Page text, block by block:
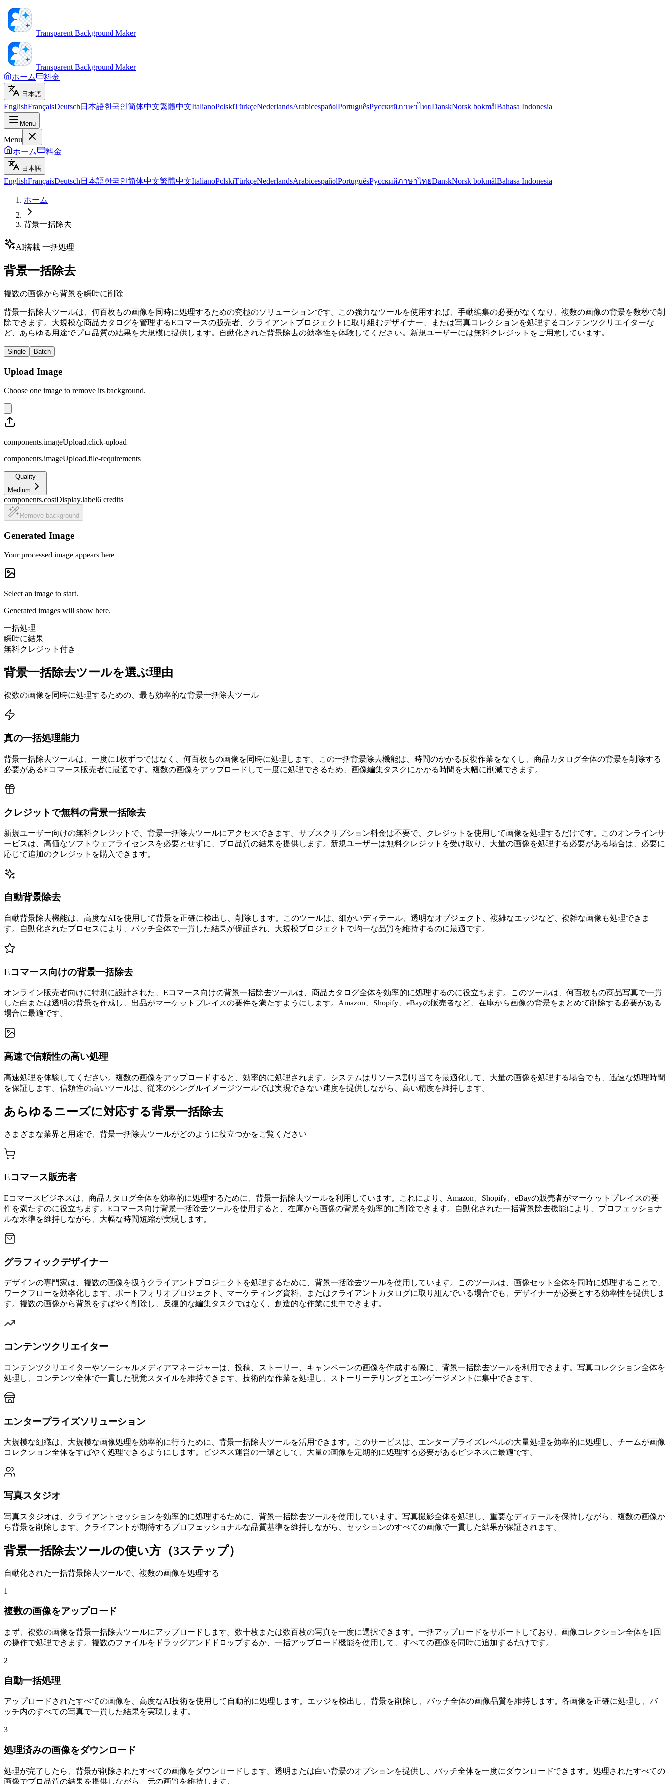
Transparent Background Maker
Transparent Background Maker
ホーム
料金
日本語
EnglishFrançaisDeutsch 日本語한국인简体中文繁體中文ItalianoPolskiTürkçeNederlandsArabicespañolPortuguêsРусскийภาษาไทยDanskNorsk bokmålBahasa Indonesia
Menu
Menu
ホーム
料金
日本語
EnglishFrançaisDeutsch 日本語한국인简体中文繁體中文ItalianoPolskiTürkçeNederlandsArabicespañolPortuguêsРусскийภาษาไทยDanskNorsk bokmålBahasa Indonesia
ホーム
背景一括除去
AI搭載 一括処理
背景一括除去
複数の画像から背景を瞬時に削除
背景一括除去ツールは、何百枚もの画像を同時に処理するための究極のソリューションです。この強力なツールを使用すれば、手動編集の必要がなくなり、複数の画像の背景を数秒で削
除できます。大規模な商品カタログを管理するEコマースの販売者、クライアントプロジェクトに取り組むデザイナー、または写真コレクションを処理するコンテンツクリエイターな
ど、あらゆる用途でプロ品質の結果を大規模に提供します。自動化された背景除去の効率性を体験してください。新規ユーザーには無料クレジットをご用意しています。
Single Batch
Upload Image
Choose one image to remove its background.
components.imageUpload.click-upload
components.imageUpload.file-requirements
Quality
Medium
components.costDisplay.label6 credits
Remove background
Generated Image
Your processed image appears here.
Select an image to start.
Generated images will show here.
一括処理
瞬時に結果
無料クレジット付き
背景一括除去ツールを選ぶ理由
複数の画像を同時に処理するための、最も効率的な背景一括除去ツール
真の一括処理能力
背景一括除去ツールは、一度に1枚ずつではなく、何百枚もの画像を同時に処理します。この一括背景除去機能は、時間のかかる反復作業をなくし、商品カタログ全体の背景を削除する
必要があるEコマース販売者に最適です。複数の画像をアップロードして一度に処理できるため、画像編集タスクにかかる時間を大幅に削減できます。
クレジットで無料の背景一括除去
新規ユーザー向けの無料クレジットで、背景一括除去ツールにアクセスできます。サブスクリプション料金は不要で、クレジットを使用して画像を処理するだけです。このオンラインサ
ービスは、高価なソフトウェアライセンスを必要とせずに、プロ品質の結果を提供します。新規ユーザーは無料クレジットを受け取り、大量の画像を処理する必要がある場合は、必要に
応じて追加のクレジットを購入できます。
自動背景除去
自動背景除去機能は、高度なAIを使用して背景を正確に検出し、削除します。このツールは、細かいディテール、透明なオブジェクト、複雑なエッジなど、複雑な画像も処理できま
す。自動化されたプロセスにより、バッチ全体で一貫した結果が保証され、大規模プロジェクトで均一な品質を維持するのに最適です。
Eコマース向けの背景一括除去
オンライン販売者向けに特別に設計された、Eコマース向けの背景一括除去ツールは、商品カタログ全体を効率的に処理するのに役立ちます。このツールは、何百枚もの商品写真で一貫
した白または透明の背景を作成し、出品がマーケットプレイスの要件を満たすようにします。Amazon、Shopify、eBayの販売者など、在庫から画像の背景をまとめて削除する必要がある
場合に最適です。
高速で信頼性の高い処理
高速処理を体験してください。複数の画像をアップロードすると、効率的に処理されます。システムはリソース割り当てを最適化して、大量の画像を処理する場合でも、迅速な処理時間
を保証します。信頼性の高いツールは、従来のシングルイメージツールでは実現できない速度を提供しながら、高い精度を維持します。
あらゆるニーズに対応する背景一括除去
さまざまな業界と用途で、背景一括除去ツールがどのように役立つかをご覧ください
Eコマース販売者
Eコマースビジネスは、商品カタログ全体を効率的に処理するために、背景一括除去ツールを利用しています。これにより、Amazon、Shopify、eBayの販売者がマーケットプレイスの要
件を満たすのに役立ちます。Eコマース向け背景一括除去ツールを使用すると、在庫から画像の背景を効率的に削除できます。自動化された一括背景除去機能により、プロフェッショナ
ルな水準を維持しながら、大幅な時間短縮が実現します。
グラフィックデザイナー
デザインの専門家は、複数の画像を扱うクライアントプロジェクトを処理するために、背景一括除去ツールを使用しています。このツールは、画像セット全体を同時に処理することで、
ワークフローを効率化します。ポートフォリオプロジェクト、マーケティング資料、またはクライアントカタログに取り組んでいる場合でも、デザイナーが必要とする効率性を提供しま
す。複数の画像から背景をすばやく削除し、反復的な編集タスクではなく、創造的な作業に集中できます。
コンテンツクリエイター
コンテンツクリエイターやソーシャルメディアマネージャーは、投稿、ストーリー、キャンペーンの画像を作成する際に、背景一括除去ツールを利用できます。写真コレクション全体を
処理し、コンテンツ全体で一貫した視覚スタイルを維持できます。技術的な作業を処理し、ストーリーテリングとエンゲージメントに集中できます。
エンタープライズソリューション
大規模な組織は、大規模な画像処理を効率的に行うために、背景一括除去ツールを活用できます。このサービスは、エンタープライズレベルの大量処理を効率的に処理し、チームが画像
コレクション全体をすばやく処理できるようにします。ビジネス運営の一環として、大量の画像を定期的に処理する必要があるビジネスに最適です。
写真スタジオ
写真スタジオは、クライアントセッションを効率的に処理するために、背景一括除去ツールを使用しています。写真撮影全体を処理し、重要なディテールを保持しながら、複数の画像か
ら背景を削除します。クライアントが期待するプロフェッショナルな品質基準を維持しながら、セッションのすべての画像で一貫した結果が保証されます。
背景一括除去ツールの使い方（3ステップ）
自動化された一括背景除去ツールで、複数の画像を処理する
1
複数の画像をアップロード
まず、複数の画像を背景一括除去ツールにアップロードします。数十枚または数百枚の写真を一度に選択できます。一括アップロードをサポートしており、画像コレクション全体を1回
の操作で処理できます。複数のファイルをドラッグアンドドロップするか、一括アップロード機能を使用して、すべての画像を同時に追加するだけです。
2
自動一括処理
アップロードされたすべての画像を、高度なAI技術を使用して自動的に処理します。エッジを検出し、背景を削除し、バッチ全体の画像品質を維持します。各画像を正確に処理し、バ
ッチ内のすべての写真で一貫した結果を実現します。
3
処理済みの画像をダウンロード
処理が完了したら、背景が削除されたすべての画像をダウンロードします。透明または白い背景のオプションを提供し、バッチ全体を一度にダウンロードできます。処理されたすべての
画像でプロ品質の結果を提供しながら、元の画質を維持します。